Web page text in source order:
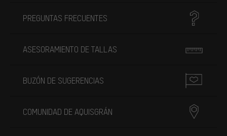
PREGUNTAS FRECUENTES
ASESORAMIENTO DE TALLAS
BUZÓN DE SUGERENCIAS
COMUNIDAD DE AQUISGRÁN